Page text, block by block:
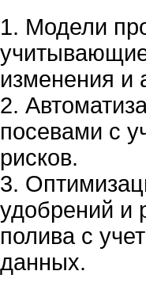
Модели
изменения и
посевами с
рисков.
удобрений и
полива с
данных.